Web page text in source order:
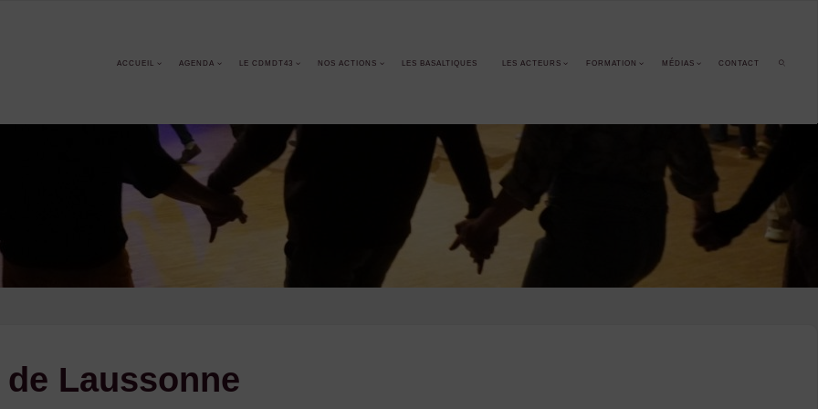
ACCUEIL AGENDA LE CDMDT43 NOS ACTIONS LES BASALTIQUES LES ACTEURS FORMATION MÉDIAS CONTACT
Laussonne